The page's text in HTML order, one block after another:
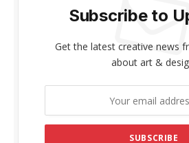
Subscribe to
Get the latest creative news
about art &